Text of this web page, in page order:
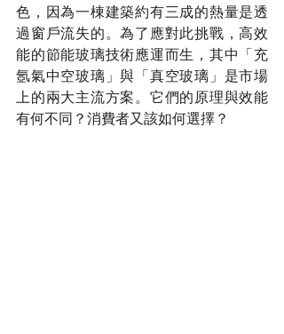
色，因為一棟建築約有三成的熱量是透
過窗戶流失的。為了應對此挑戰，高效
能的節能玻璃技術應運而生，其中「充
氬氣中空玻璃」與「真空玻璃」是市場
上的兩大主流方案。它們的原理與效能
有何不同？消費者又該如何選擇？